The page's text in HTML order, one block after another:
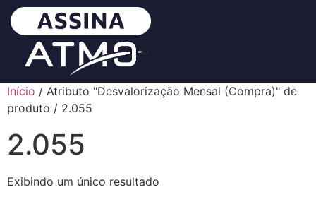
Início / Atributo "Desvalorização Mensal (Compra)" de
produto / 2.055
2.055
Exibindo um único resultado